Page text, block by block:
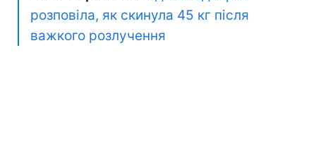
розповіла, як скинула 45 кг після
важкого розлучення